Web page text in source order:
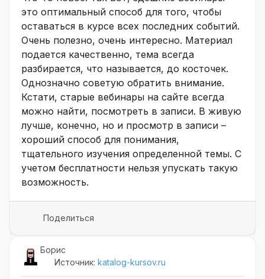
это оптимальный способ для того, чтобы
оставаться в курсе всех последних событий.
Очень полезно, очень интересно. Материал
подается качественно, тема всегда
разбирается, что называется, до косточек.
Однозначно советую обратить внимание.
Кстати, старые вебинары на сайте всегда
можно найти, посмотреть в записи. В живую
лучше, конечно, но и просмотр в записи –
хороший способ для понимания,
тщательного изучения определенной темы. С
учетом бесплатности нельзя упускать такую
возможность.
Поделиться
Борис
Источник: katalog-kursov.ru